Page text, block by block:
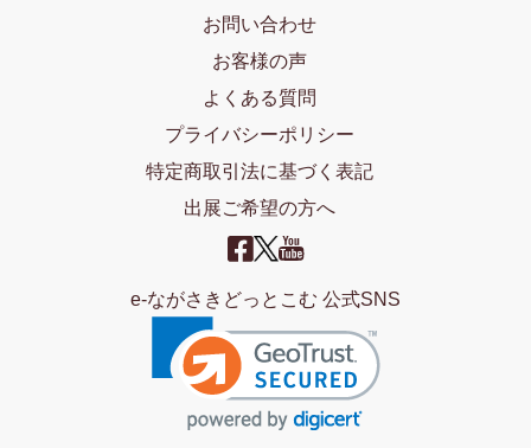
お問い合わせ
お客様の声
よくある質問
プライバシーポリシー
特定商取引法に基づく表記
出展ご希望の方へ
e-ながさきどっとこむ 公式SNS